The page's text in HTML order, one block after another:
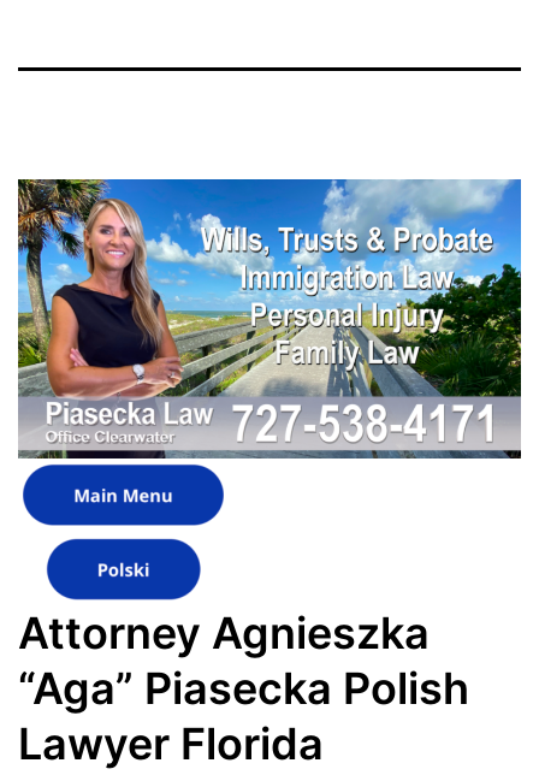
Attorney Agnieszka
“Aga” Piasecka Polish
Lawyer Florida